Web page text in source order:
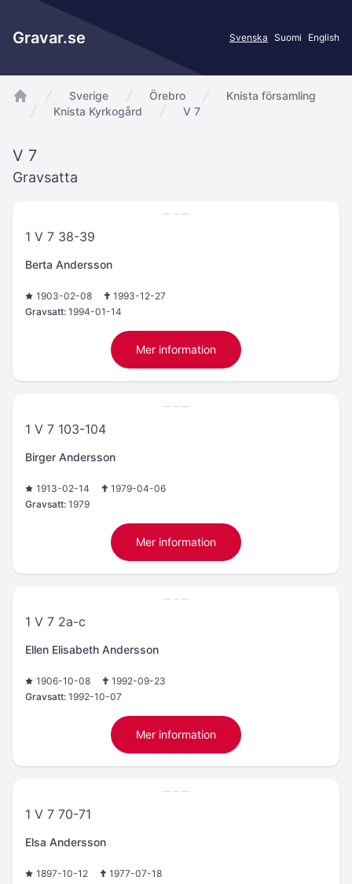
Gravar.se Svenska Suomi English
app.Start
Sverige Örebro
Knista församling
Knista Kyrkogård
V 7
V 7
Gravsatta
1 V 7 38-39
Berta Andersson
1903-02-08
1993-12-27
Gravsatt: 1994-01-14
Mer information
1 V 7 103-104
Birger Andersson
1913-02-14
1979-04-06
Gravsatt: 1979
Mer information
1 V 7 2a-c
Ellen Elisabeth Andersson
1906-10-08
1992-09-23
Gravsatt: 1992-10-07
Mer information
1 V 7 70-71
Elsa Andersson
1897-10-12
1977-07-18